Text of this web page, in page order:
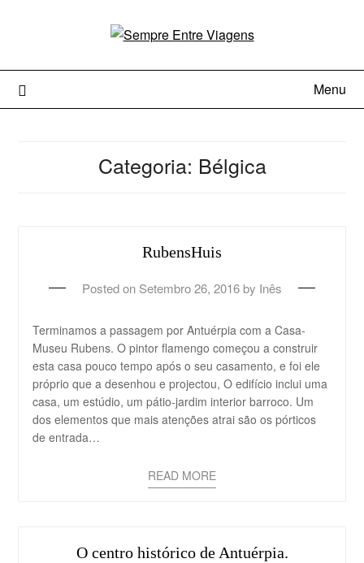
Menu
Categoria: Bélgica
RubensHuis
Posted on Setembro 26, 2016 by Inês
Terminamos a passagem por Antuérpia com a Casa-
Museu Rubens. O pintor flamengo começou a construir
esta casa pouco tempo após o seu casamento, e foi ele
próprio que a desenhou e projectou, O edifício inclui uma
casa, um estúdio, um pátio-jardim interior barroco. Um
dos elementos que mais atenções atrai são os pórticos
de entrada…
READ MORE
O centro histórico de Antuérpia.